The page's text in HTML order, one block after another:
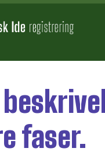
faser.